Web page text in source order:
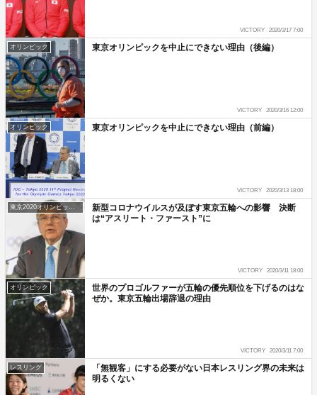
VICTORY 2020/3/17 7:00
オリンピック 東京オリンピックを中止にできない理由（後編）
VICTORY 2020/3/16 12:00
オリンピック 東京オリンピックを中止にできない理由（前編）
VICTORY 2020/3/13 18:00
東京2020オリンピック・パラリンピック
新型コロナウイルスが及ぼす東京五輪への影響 決断
は“アスリート・ファースト”に
VICTORY 2020/3/11 18:00
オリンピック
世界のプロゴルファーが五輪の優先順位を下げるのはな
ぜか。東京五輪出場辞退の理由
VICTORY 2020/3/11 7:00
レスリング
「無観客」にする必要がない日本レスリング界の未来は
明るくない